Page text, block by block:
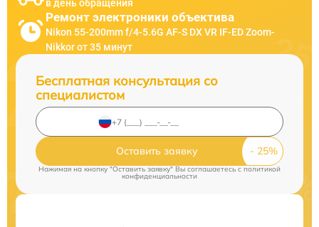
в день обращения
Ремонт электроники объектива
Nikon 55-200mm f/4-5.6G AF-S DX VR IF-ED Zoom-
Nikkor от 35 минут
Бесплатная консультация со
специалистом
Оставить заявку
Нажимая на кнопку "Оставить заявку" Вы соглашаетесь cполитикой
конфиденциальности